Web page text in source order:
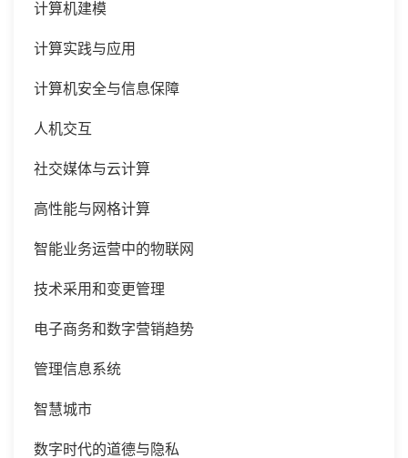
计算机建模
计算实践与应用
计算机安全与信息保障
人机交互
社交媒体与云计算
高性能与网格计算
智能业务运营中的物联网
技术采用和变更管理
电子商务和数字营销趋势
管理信息系统
智慧城市
数字时代的道德与隐私